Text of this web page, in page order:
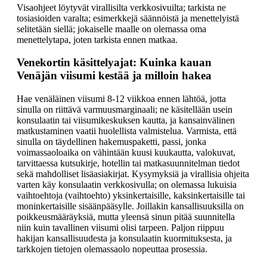
Visaohjeet löytyvät virallisilta verkkosivuilta; tarkista ne
tosiasioiden varalta; esimerkkejä säännöistä ja menettelyistä
selitetään siellä; jokaiselle maalle on olemassa oma
menettelytapa, joten tarkista ennen matkaa.
Venekortin käsittelyajat: Kuinka kauan
Venäjän viisumi kestää ja milloin hakea
Hae venäläinen viisumi 8-12 viikkoa ennen lähtöä, jotta
sinulla on riittävä varmuusmarginaali; ne käsitellään usein
konsulaatin tai viisumikeskuksen kautta, ja kansainvälinen
matkustaminen vaatii huolellista valmistelua. Varmista, että
sinulla on täydellinen hakemuspaketti, passi, jonka
voimassaoloaika on vähintään kuusi kuukautta, valokuvat,
tarvittaessa kutsukirje, hotellin tai matkasuunnitelman tiedot
sekä mahdolliset lisäasiakirjat. Kysymyksiä ja virallisia ohjeita
varten käy konsulaatin verkkosivulla; on olemassa lukuisia
vaihtoehtoja (vaihtoehto) yksinkertaisille, kaksinkertaisille tai
moninkertaisille sisäänpääsylle. Joillakin kansallisuuksilla on
poikkeusmääräyksiä, mutta yleensä sinun pitää suunnitella
niin kuin tavallinen viisumi olisi tarpeen. Paljon riippuu
hakijan kansallisuudesta ja konsulaatin kuormituksesta, ja
tarkkojen tietojen olemassaolo nopeuttaa prosessia.